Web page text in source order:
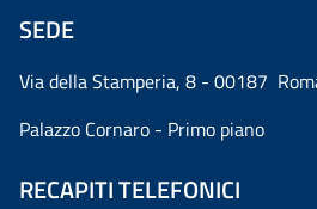
SEDE
Via della Stamperia, 8 - 00187
Palazzo Cornaro - Primo piano
RECAPITI TELEFONICI